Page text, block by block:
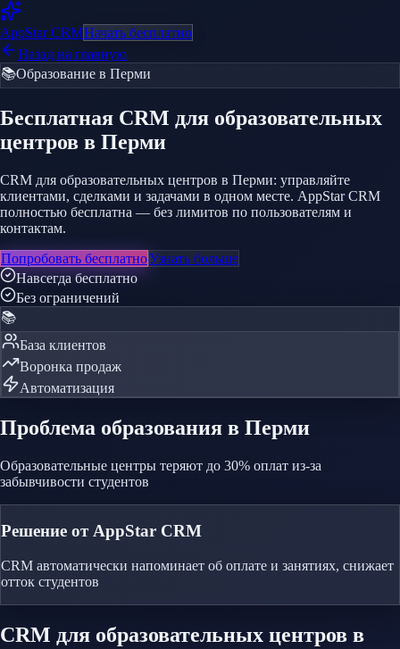
AppStarCRMНачать бесплатно
Назад на главную
📚Образование в Перми
Бесплатная CRM для образовательных
центров в Перми
CRM для образовательных центров в Перми: управляйте
клиентами, сделками и задачами в одном месте. AppStar CRM
полностью бесплатна — без лимитов по пользователям и
контактам.
Попробовать бесплатноУзнать больше
Навсегда бесплатно
Без ограничений
📚
База клиентов
Воронка продаж
Автоматизация
Проблема образования в Перми
Образовательные центры теряют до 30% оплат из-за
забывчивости студентов
Решение от AppStar CRM
CRM автоматически напоминает об оплате и занятиях, снижает
отток студентов
CRM для образовательных центров в